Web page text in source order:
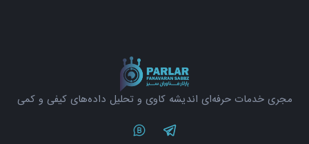
مجری خدمات حرفه‌ای اندیشه کاوی و تحلیل داده‌های کیفی و کمی
Telegram
Twitter